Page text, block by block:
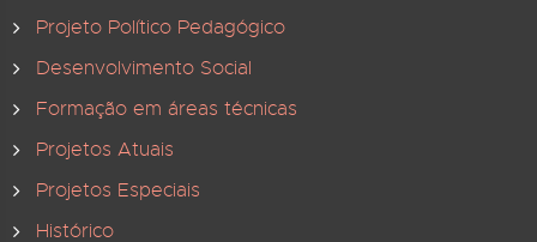
Projeto Político Pedagógico
Desenvolvimento Social
Formação em áreas técnicas
Projetos Atuais
Projetos Especiais
Histórico